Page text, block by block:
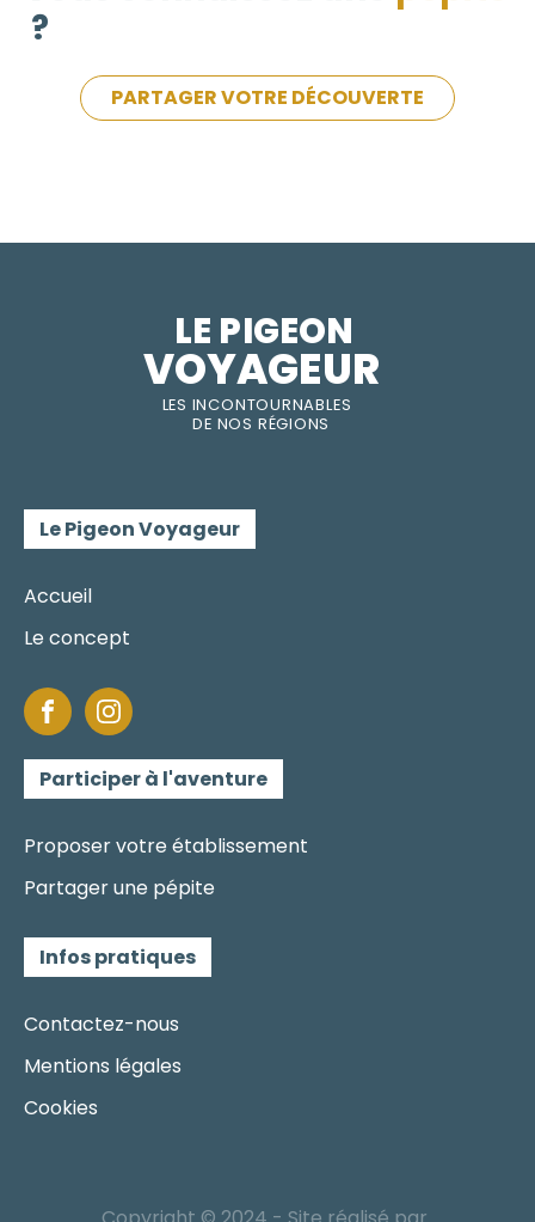
?
PARTAGER VOTRE DÉCOUVERTE
LES INCONTOURNABLES
DE NOS RÉGIONS
LE PIGEON
VOYAGEUR
Le Pigeon Voyageur
Accueil
Le concept
Participer à l'aventure
Proposer votre établissement
Partager une pépite
Infos pratiques
Contactez-nous
Mentions légales
Cookies